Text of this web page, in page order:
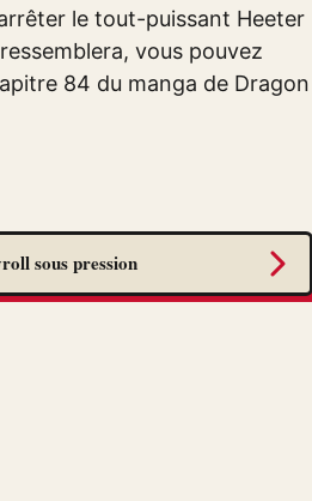
le tout-puissant Heeter
vous pouvez
84 du manga de Dragon
sous pression